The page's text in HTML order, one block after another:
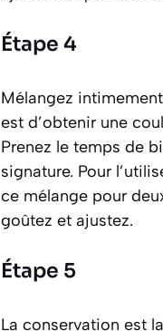
Étape 4
Mélangez
est d’obtenir une
Prenez le temps de
signature. Pour
ce mélange pour
goûtez et ajustez.
Étape 5
La conservation est